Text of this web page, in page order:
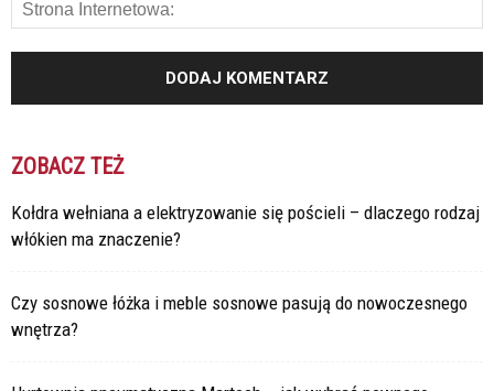
ZOBACZ TEŻ
Kołdra wełniana a elektryzowanie się pościeli – dlaczego rodzaj
włókien ma znaczenie?
Czy sosnowe łóżka i meble sosnowe pasują do nowoczesnego
wnętrza?